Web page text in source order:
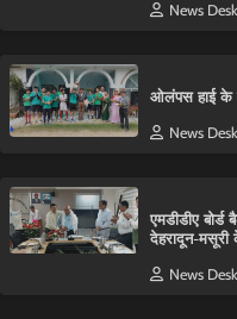
News Desk
ओलंपस हाई के
News Desk
एमडीडीए
देहरादून-मसूरी
News Desk